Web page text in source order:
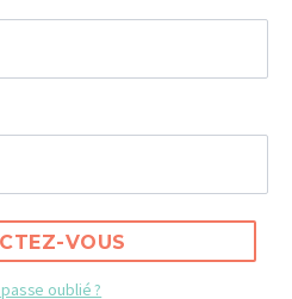
VOUS
oublié ?